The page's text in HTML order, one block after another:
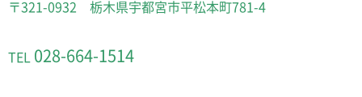
〒321-0932 栃木県宇都宮市平松本町781-4
TEL 028-664-1514